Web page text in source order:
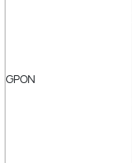
GPON